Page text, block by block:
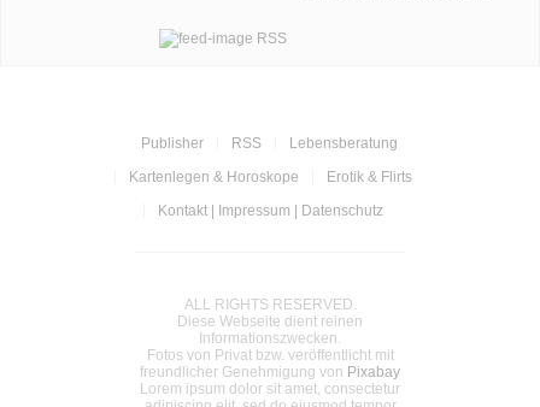
RSS
Publisher RSS
Lebensberatung
Kartenlegen & Horoskope
Erotik & Flirts
Kontakt | Impressum | Datenschutz
ALL RIGHTS RESERVED.
Diese Webseite dient reinen
Informationszwecken.
Fotos von Privat bzw. veröffentlicht mit
freundlicher Genehmigung von Pixabay
Lorem ipsum dolor sit amet, consectetur